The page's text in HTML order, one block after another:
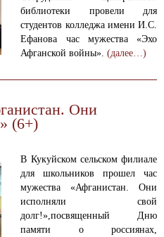
библиотеки провели для
студентов колледжа имени И.С.
Ефанова час мужества «Эхо
Афганской войны».(далее…)
Они
(6+)
В Кукуйском сельском филиале
для школьников прошел час
мужества «Афганистан. Они
исполняли свой
долг!»,посвященный Дню
памяти о россиянах,